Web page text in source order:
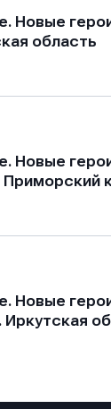
Новые
область
Новые
Приморский
Новые